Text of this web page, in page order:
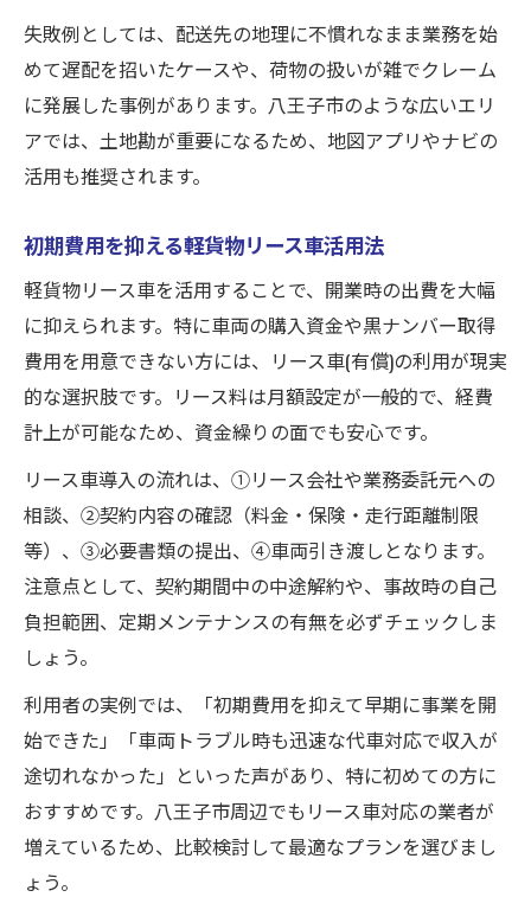
失敗例としては、配送先の地理に不慣れなまま業務を始
めて遅配を招いたケースや、荷物の扱いが雑でクレーム
に発展した事例があります。八王子市のような広いエリ
アでは、土地勘が重要になるため、地図アプリやナビの
活用も推奨されます。
初期費用を抑える軽貨物リース車活用法
軽貨物リース車を活用することで、開業時の出費を大幅
に抑えられます。特に車両の購入資金や黒ナンバー取得
費用を用意できない方には、リース車(有償)の利用が現実
的な選択肢です。リース料は月額設定が一般的で、経費
計上が可能なため、資金繰りの面でも安心です。
リース車導入の流れは、①リース会社や業務委託元への
相談、②契約内容の確認（料金・保険・走行距離制限
等）、③必要書類の提出、④車両引き渡しとなります。
注意点として、契約期間中の中途解約や、事故時の自己
負担範囲、定期メンテナンスの有無を必ずチェックしま
しょう。
利用者の実例では、「初期費用を抑えて早期に事業を開
始できた」「車両トラブル時も迅速な代車対応で収入が
途切れなかった」といった声があり、特に初めての方に
おすすめです。八王子市周辺でもリース車対応の業者が
増えているため、比較検討して最適なプランを選びまし
ょう。